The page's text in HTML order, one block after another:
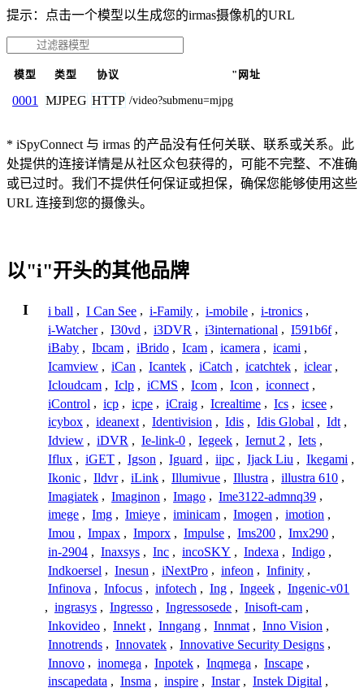
提示：点击一个模型以生成您的irmas摄像机的URL
模型 类型 协议 "网址
0001 MJPEG HTTP /video?submenu=mjpg
* iSpyConnect 与 irmas 的产品没有任何关联、联系或关系。此
处提供的连接详情是从社区众包获得的，可能不完整、不准确
或已过时。我们不提供任何保证或担保，确保您能够使用这些
URL 连接到您的摄像头。
以"i"开头的其他品牌
I i ball , I Can See , i-Family , i-mobile , i-tronics ,
i-Watcher , I30vd , i3DVR , i3international , I591b6f ,
iBaby , Ibcam , iBrido , Icam , icamera , icami ,
Icamview , iCan , Icantek , iCatch , icatchtek , iclear ,
Icloudcam , Iclp , iCMS , Icom , Icon , iconnect ,
iControl , icp , icpe , iCraig , Icrealtime , Ics , icsee ,
icybox , ideanext , Identivision , Idis , Idis Global , Idt ,
Idview , iDVR , Ie-link-0 , Iegeek , Iernut 2 , Iets ,
Iflux , iGET , Igson , Iguard , iipc , Ijack Liu , Ikegami ,
Ikonic , Ildvr , iLink , Illumivue , Illustra , illustra 610 ,
Imagiatek , Imaginon , Imago , Ime3122-admnq39 ,
imege , Img , Imieye , iminicam , Imogen , imotion ,
Imou , Impax , Imporx , Impulse , Ims200 , Imx290 ,
in-2904 , Inaxsys , Inc , incoSKY , Indexa , Indigo ,
Indkoersel , Inesun , iNextPro , infeon , Infinity ,
Infinova , Infocus , infotech , Ing , Ingeek , Ingenic-v01
, ingrasys , Ingresso , Ingressosede , Inisoft-cam ,
Inkovideo , Innekt , Inngang , Innmat , Inno Vision ,
Innotrends , Innovatek , Innovative Security Designs ,
Innovo , inomega , Inpotek , Inqmega , Inscape ,
inscapedata , Insma , inspire , Instar , Instek Digital ,